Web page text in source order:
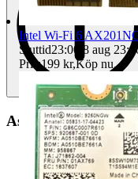
Asus RT-AC87U
Intel Wi-Fi 6
Sluttid23:00 8 aug
Pris:199 kr,Köp nu.